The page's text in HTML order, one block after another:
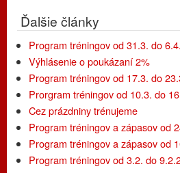
Ďalšie články
Program tréningov od 31.3. do
Výhlásenie o poukázaní 2%
Program tréningov od 17.3. do
Prorgram tréningov od 10.3. do
Cez prázdniny trénujeme
Program tréningov a zápasov od
Program tréningov a zápasov od
Program tréningov od 3.2. do